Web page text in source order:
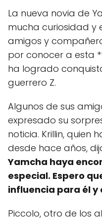
La nueva novia de
mucha curiosidad y
amigos y
por conocer a esta
ha logrado
guerrero Z.
Algunos de sus
expresado su
noticia. Krillin, quien
desde hace años,
Yamcha haya
especial. Espero
influencia para él y
Piccolo, otro de los